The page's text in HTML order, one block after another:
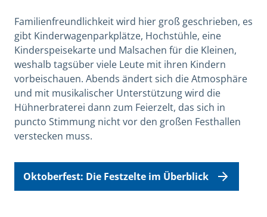
Familienfreundlichkeit wird hier groß geschrieben, es
gibt Kinderwagenparkplätze, Hochstühle, eine
Kinderspeisekarte und Malsachen für die Kleinen,
weshalb tagsüber viele Leute mit ihren Kindern
vorbeischauen. Abends ändert sich die Atmosphäre
und mit musikalischer Unterstützung wird die
Hühnerbraterei dann zum Feierzelt, das sich in
puncto Stimmung nicht vor den großen Festhallen
verstecken muss.
Oktoberfest: Die Festzelte im Überblick